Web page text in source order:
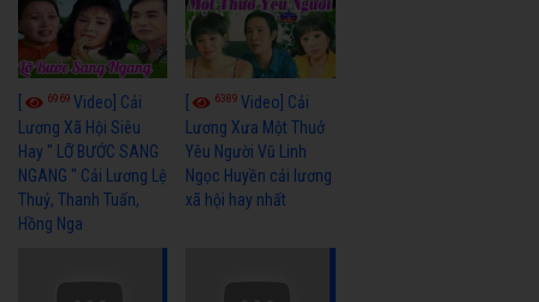
6969 Video] Cải
Lương Xã Hội Siêu
Hay " LỠ BƯỚC SANG
NGANG " Cải Lương Lệ
Thuỷ, Thanh Tuấn,
Hồng Nga
6389Video] Cải
Lương Xưa Một Thuở
Yêu Người Vũ Linh
Ngọc Huyền cải lương
xã hội hay nhất